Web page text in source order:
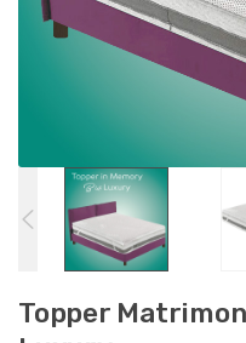
Topper